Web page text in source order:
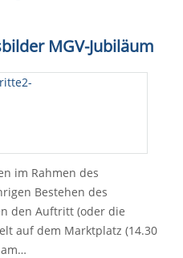
MGV-Jubiläum
im Rahmen des
Bestehen des
den Auftritt (oder die
auf dem Marktplatz (14.30